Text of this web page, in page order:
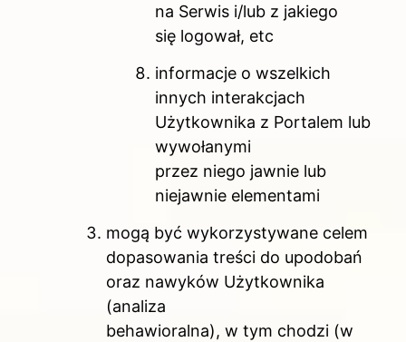
na Serwis i/lub z jakiego
się logował, etc
informacje o wszelkich
innych interakcjach
Użytkownika z Portalem lub
wywołanymi
przez niego jawnie lub
niejawnie elementami
mogą być wykorzystywane celem
dopasowania treści do upodobań
oraz nawyków Użytkownika
(analiza
behawioralna), w tym chodzi (w